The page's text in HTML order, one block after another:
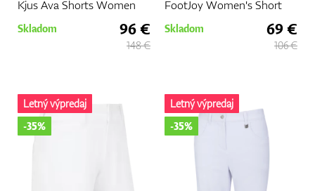
Kjus Ava Shorts Women
Skladom 96 €
148 €
FootJoy Women's Short
Skladom 69 €
106 €
Letný výpredaj
-35%
Letný výpredaj
-35%